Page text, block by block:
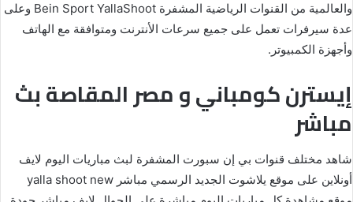
والعالمية من القنوات الرياضية المشفرة Bein Sport YallaShoot وعلى
عدة سيرفرات تعمل على جميع سرعات الأنترنت ومتوافقة مع الهاتف
وأجهزة الكمبيوتر.
إيسترن كومباني و مصر المقاصة بث
مباشر
شاهد مختلف قنوات بي إن سبورت المشفرة لبث مباريات اليوم لايف
أونلاين على موقع يلاشوت الجديد الرسمي مباشر yalla shoot new